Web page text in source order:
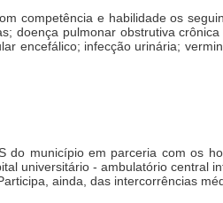
competência e habilidade os
doença pulmonar obstrutiva
encefálico; infecção urinária;
do município em parceria com os
universitário - ambulatório central
ainda, das intercorrências